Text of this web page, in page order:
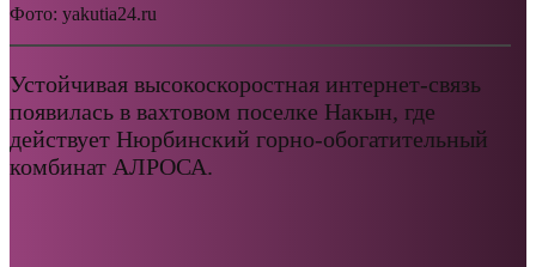
Фото: yakutia24.ru
Устойчивая высокоскоростная интернет-связь
появилась в вахтовом поселке Накын, где
действует Нюрбинский горно-обогатительный
комбинат АЛРОСА.